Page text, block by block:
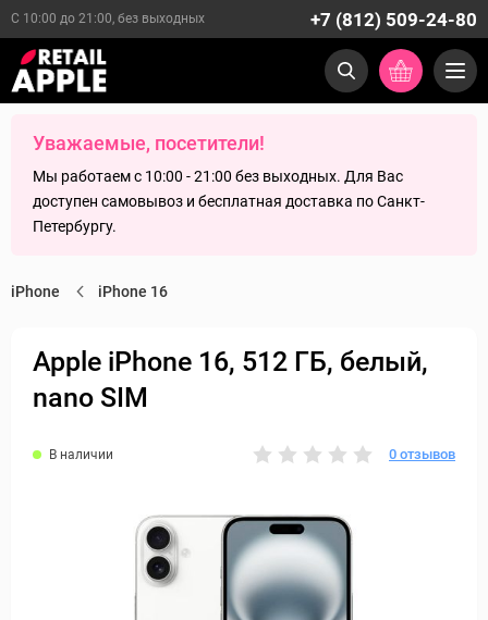
С 10:00 до 21:00, без выходных +7 (812) 509-24-80
Уважаемые, посетители!
Мы работаем с 10:00 - 21:00 без выходных. Для Вас
доступен самовывоз и бесплатная доставка по Санкт-
Петербургу.
iPhone iPhone 16
Apple iPhone 16, 512 ГБ, белый,
nano SIM
В наличии 0 отзывов